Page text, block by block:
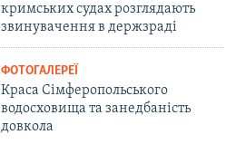
кримських судах розглядають
звинувачення в держзраді
ФОТОГАЛЕРЕЇ
Краса Сімферопольського
водосховища та занедбаність
довкола